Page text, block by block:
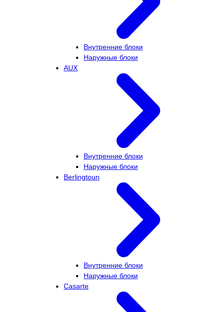
Внутренние блоки
Наружные блоки
AUX
Внутренние блоки
Наружные блоки
Berlingtoun
Внутренние блоки
Наружные блоки
Casarte